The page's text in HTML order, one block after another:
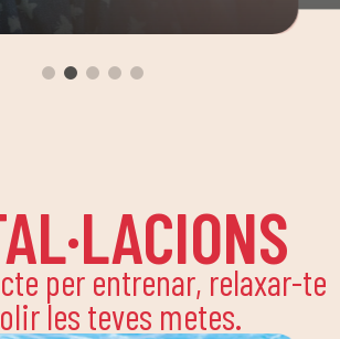
per entrenar, relaxar-te
les teves metes.